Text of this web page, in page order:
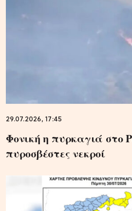
29.07.2026, 17:45
Φονική η πυρκαγιά στο
πυροσβέστες νεκροί